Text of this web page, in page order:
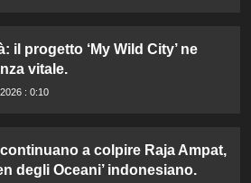
il progetto ‘My Wild City’ ne
vitale.
: 0:10
a colpire Raja Ampat,
degli Oceani’ indonesiano.